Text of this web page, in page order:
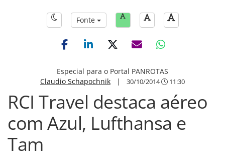
Fonte
Especial para o Portal PANROTAS
Claudio Schapochnik | 30/10/2014 11:30
RCI Travel destaca aéreo
com Azul, Lufthansa e
Tam